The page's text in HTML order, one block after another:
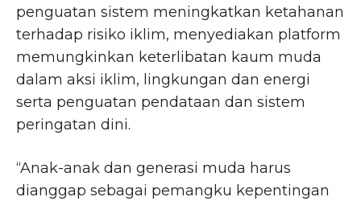
penguatan sistem meningkatkan ketahanan
terhadap risiko iklim, menyediakan platform
memungkinkan keterlibatan kaum muda
dalam aksi iklim, lingkungan dan energi
serta penguatan pendataan dan sistem
peringatan dini.
“Anak-anak dan generasi muda harus
dianggap sebagai pemangku kepentingan